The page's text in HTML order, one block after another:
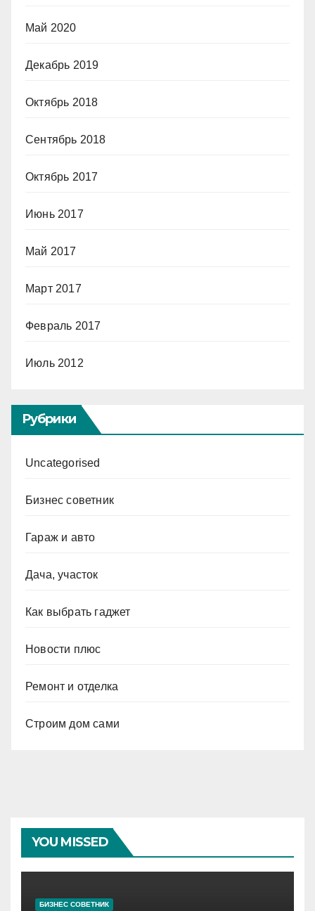
Май 2020
Декабрь 2019
Октябрь 2018
Сентябрь 2018
Октябрь 2017
Июнь 2017
Май 2017
Март 2017
Февраль 2017
Июль 2012
Рубрики
Uncategorised
Бизнес советник
Гараж и авто
Дача, участок
Как выбрать гаджет
Новости плюс
Ремонт и отделка
Строим дом сами
YOU MISSED
БИЗНЕС СОВЕТНИК